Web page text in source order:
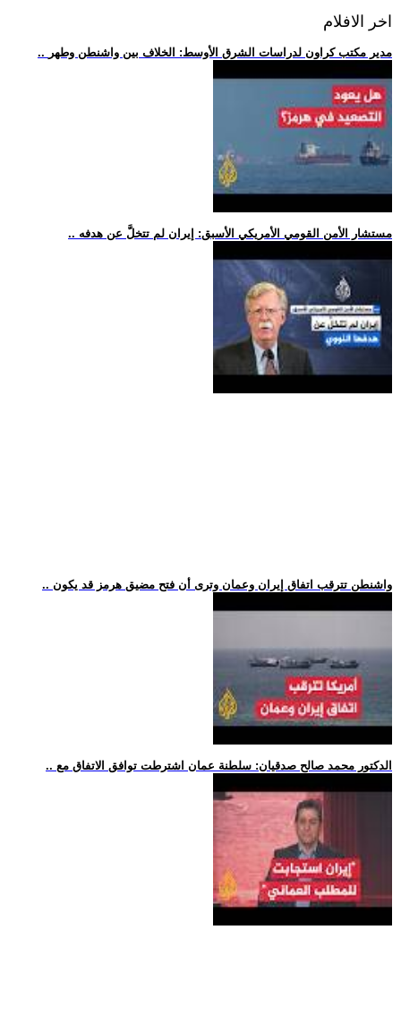
اخر الافلام
.. مدير مكتب كراون لدراسات الشرق الأوسط: الخلاف بين واشنطن وطهر
.. مستشار الأمن القومي الأمريكي الأسبق: إيران لم تتخلَّ عن هدفه
.. واشنطن تترقب اتفاق إيران وعمان وترى أن فتح مضيق هرمز قد يكون
.. الدكتور محمد صالح صدقيان: سلطنة عمان اشترطت توافق الاتفاق مع